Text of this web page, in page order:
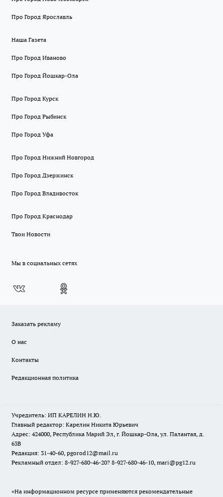
Про Город Ярославль
Наша Газета
Про Город Иваново
Про Город Йошкар-Ола
Про Город Курск
Про Город Рыбинск
Про Город Уфа
Про Город Нижний Новгород
Про Город Дзержинск
Про Город Владивосток
Про Город Краснодар
Твои Новости
Мы в социальных сетях
Заказать рекламу
О нас
Контакты
Редакционная политика
Учредитель: ИП КАРЕЛИН Н.Ю.
Главный редактор: Карелин Никита Юрьевич
Адрес: 424000, Республика Марий Эл, г. Йошкар-Ола, ул. Палантая, д.
63В
Редакция: 31-40-60, pgorod12@mail.ru
Рекламный отдел: 8-927-680-46-20? 8-927-680-46-10, mari@pg12.ru
«На информационном ресурсе применяются рекомендательные